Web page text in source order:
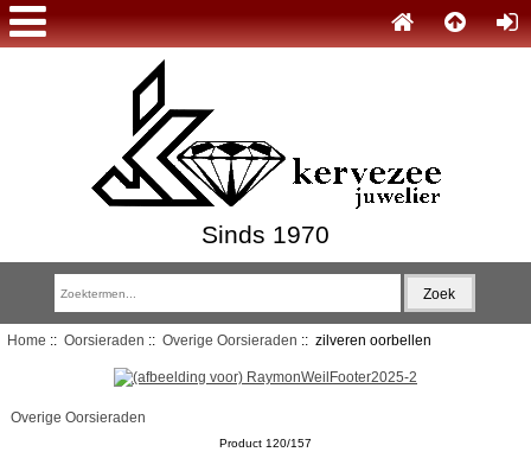
Sinds 1970
Home :: Oorsieraden :: Overige Oorsieraden :: zilveren oorbellen
Overige Oorsieraden
Product 120/157